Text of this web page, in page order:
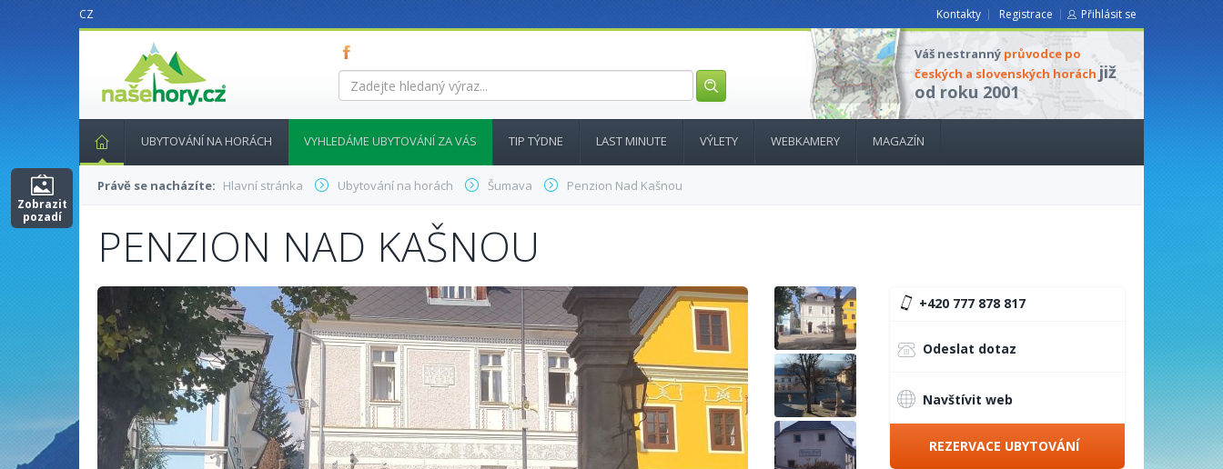
CZ Kontakty Registrace Přihlásit se
nasehory.cz
Zadejte
hledaný
Váš nestranný průvodce po
českých a slovenských horách již
od roku 2001
UBYTOVÁNÍ NA HORÁCH VYHLEDÁME UBYTOVÁNÍ ZA VÁS TIP TÝDNE LAST MINUTE VÝLETY WEBKAMERY MAGAZÍN
Právě se nacházíte: Hlavní stránka Ubytování na horách Šumava Penzion Nad Kašnou
PENZION NAD KAŠNOU
+420 777 878 817
Odeslat dotaz
Navštívit web
REZERVACE UBYTOVÁNÍ
Zobrazit
pozadí